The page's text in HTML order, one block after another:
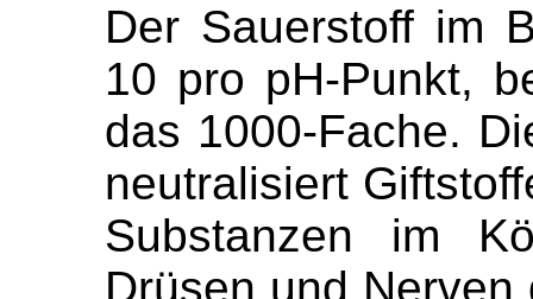
Der Sauerstoff im
10 pro pH-Punkt,
das 1000-Fache.
neutralisiert
Substanzen im
Drüsen und